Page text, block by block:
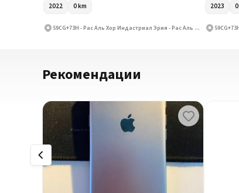
2022 0km
59CG+73H - Рас Аль Хор Индастриал Эрия - Рас Аль Хор Индастриал Эрия 3 - Дубай - Объединённые Арабские Эмираты
2023 0
Рекомендации